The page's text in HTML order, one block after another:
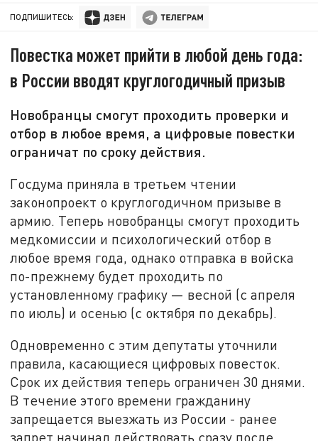
ПОДПИШИТЕСЬ:
Повестка может прийти в любой день года:
в России вводят круглогодичный призыв
Новобранцы смогут проходить проверки и
отбор в любое время, а цифровые повестки
ограничат по сроку действия.
Госдума приняла в третьем чтении
законопроект о круглогодичном призыве в
армию. Теперь новобранцы смогут проходить
медкомиссии и психологический отбор в
любое время года, однако отправка в войска
по-прежнему будет проходить по
установленному графику — весной (с апреля
по июль) и осенью (с октября по декабрь).
Одновременно с этим депутаты уточнили
правила, касающиеся цифровых повесток.
Срок их действия теперь ограничен 30 днями.
В течение этого времени гражданину
запрещается выезжать из России - ранее
запрет начинал действовать сразу после